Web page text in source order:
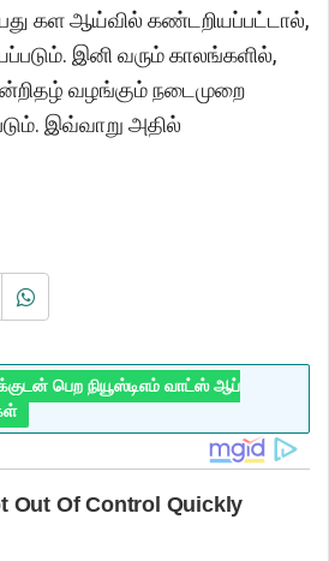
கள ஆய்வில் கண்டறியப்பட்டால்,
இனி வரும் காலங்களில்,
வழங்கும் நடைமுறை
இவ்வாறு அதில்
பெற நியூஸ்டிஎம் வாட்ஸ் ஆப்